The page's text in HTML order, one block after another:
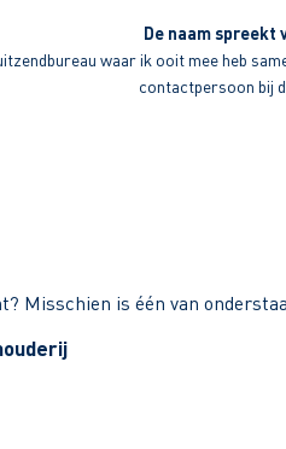
De naam spreekt
waar ik ooit mee heb
contactpersoon bij
Misschien is één van